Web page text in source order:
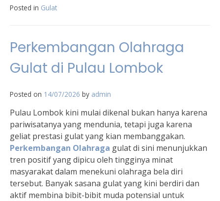
Posted in Gulat
Perkembangan Olahraga
Gulat di Pulau Lombok
Posted on 14/07/2026 by admin
Pulau Lombok kini mulai dikenal bukan hanya karena
pariwisatanya yang mendunia, tetapi juga karena
geliat prestasi gulat yang kian membanggakan.
Perkembangan Olahraga gulat di sini menunjukkan
tren positif yang dipicu oleh tingginya minat
masyarakat dalam menekuni olahraga bela diri
tersebut. Banyak sasana gulat yang kini berdiri dan
aktif membina bibit-bibit muda potensial untuk